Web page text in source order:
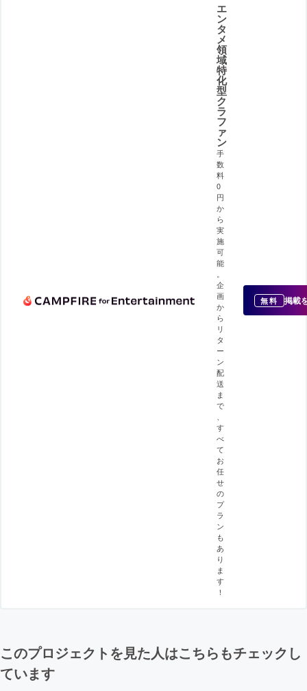
エ
ン
タ
メ
領
域
特
化
型
ク
ラ
フ
ァ
ン
手
数
料
0
円
か
ら
実
施
可
能
。
企
画
か
ら
リ
タ
ー
ン
配
送
ま
で
、
す
べ
て
お
任
せ
の
プ
ラ
ン
も
あ
り
ま
す
！
無料 掲載
このプロジェクトを見た人はこちらもチェックし
ています